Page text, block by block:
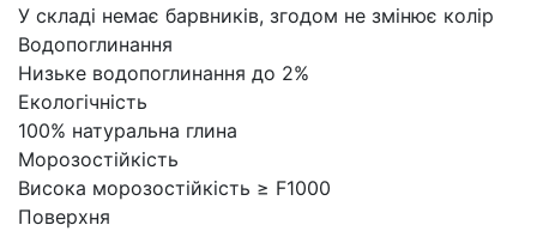
У складі немає барвників, згодом не змінює колір
Водопоглинання
Низьке водопоглинання до 2%
Екологічність
100% натуральна глина
Морозостійкість
Висока морозостійкість ≥ F1000
Поверхня